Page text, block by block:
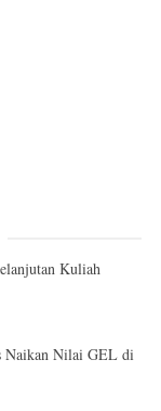
Kuliah
Naikan Nilai GEL di